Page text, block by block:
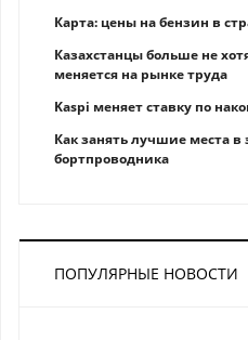
Карта: цены на бензин в
Казахстанцы больше не
меняется на рынке труда
Kaspi меняет ставку по
Как занять лучшие места в
бортпроводника
ПОПУЛЯРНЫЕ НОВОСТИ